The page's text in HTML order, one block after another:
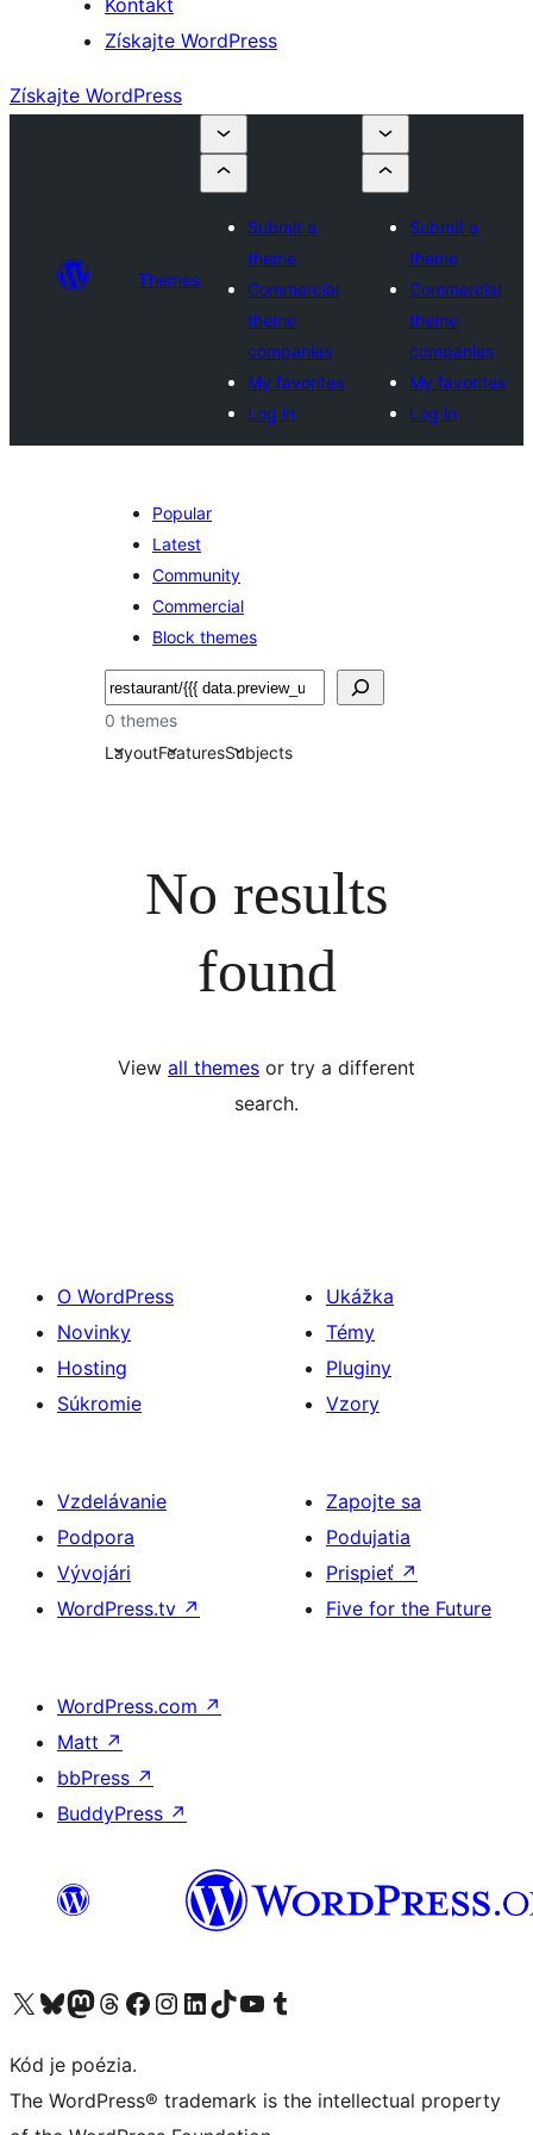
Kontakt
Získajte WordPress
Získajte WordPress
Themes
Submit a
theme
Commercial
theme
companies
My favorites
Log in
Submit a
theme
Commercial
theme
companies
My favorites
Log in
Popular
Latest
Community
Commercial
Block themes
Hľadať
0 themes
LayoutFeaturesSubjects
No results
found
View all themes or try a different
search.
O WordPress
Novinky
Hosting
Súkromie
Ukážka
Témy
Pluginy
Vzory
Vzdelávanie
Podpora
Vývojári
WordPress.tv ↗
Zapojte sa
Podujatia
Prispieť ↗
Five for the Future
WordPress.com ↗
Matt ↗
bbPress ↗
BuddyPress ↗
Navštívte náš účet na X (predtým Twitter)
Navštívte náš účet na platforme Bluesky
Navštívte náš účet na Mastodone
Navštívte náš účet na platforme Threads
Navštívte našu stránku na Facebooku
Navštívte náš účet Instagram
Navštívte náš účet LinkedIn
Navštívte náš účet na platforme TikTok
Navštívte náš kanál YouTube
Navštívte náš účet na platforme Tumblr
Kód je poézia.
The WordPress® trademark is the intellectual property